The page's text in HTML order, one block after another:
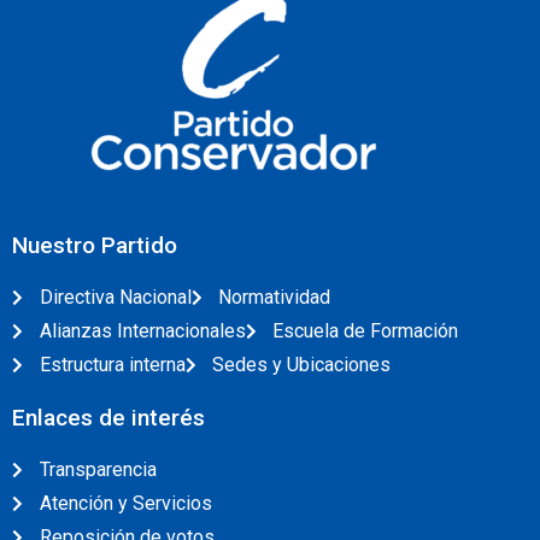
Nuestro Partido
Directiva Nacional
Normatividad
Alianzas Internacionales
Escuela de Formación
Estructura interna
Sedes y Ubicaciones
Enlaces de interés
Transparencia
Atención y Servicios